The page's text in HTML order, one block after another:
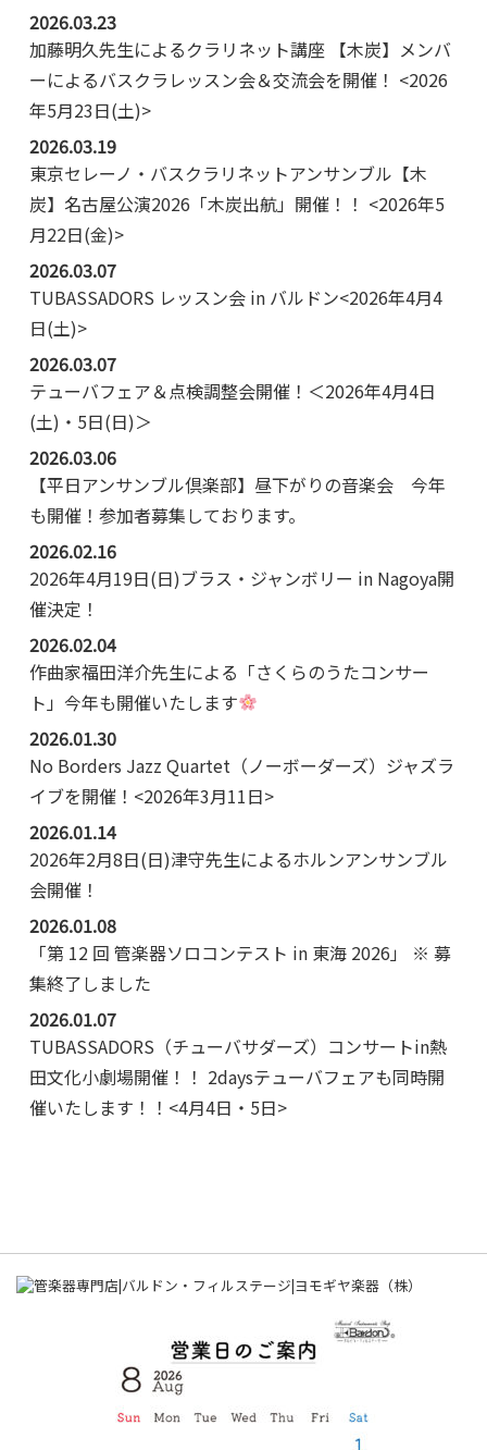
2026.03.23
加藤明久先生によるクラリネット講座 【木炭】メンバ
ーによるバスクラレッスン会＆交流会を開催！ <2026
年5月23日(土)>
2026.03.19
東京セレーノ・バスクラリネットアンサンブル【木
炭】名古屋公演2026「木炭出航」開催！！ <2026年5
月22日(金)>
2026.03.07
TUBASSADORS レッスン会 in バルドン<2026年4月4
日(土)>
2026.03.07
テューバフェア＆点検調整会開催！＜2026年4月4日
(土)・5日(日)＞
2026.03.06
【平日アンサンブル倶楽部】昼下がりの音楽会 今年
も開催！参加者募集しております。
2026.02.16
2026年4月19日(日)ブラス・ジャンボリー in Nagoya開
催決定！
2026.02.04
作曲家福田洋介先生による「さくらのうたコンサー
ト」今年も開催いたします
2026.01.30
No Borders Jazz Quartet（ノーボーダーズ）ジャズラ
イブを開催！<2026年3月11日>
2026.01.14
2026年2月8日(日)津守先生によるホルンアンサンブル
会開催！
2026.01.08
「第 12 回 管楽器ソロコンテスト in 東海 2026」 ※ 募
集終了しました
2026.01.07
TUBASSADORS（チューバサダーズ）コンサートin熱
田文化小劇場開催！！ 2daysテューバフェアも同時開
催いたします！！<4月4日・5日>